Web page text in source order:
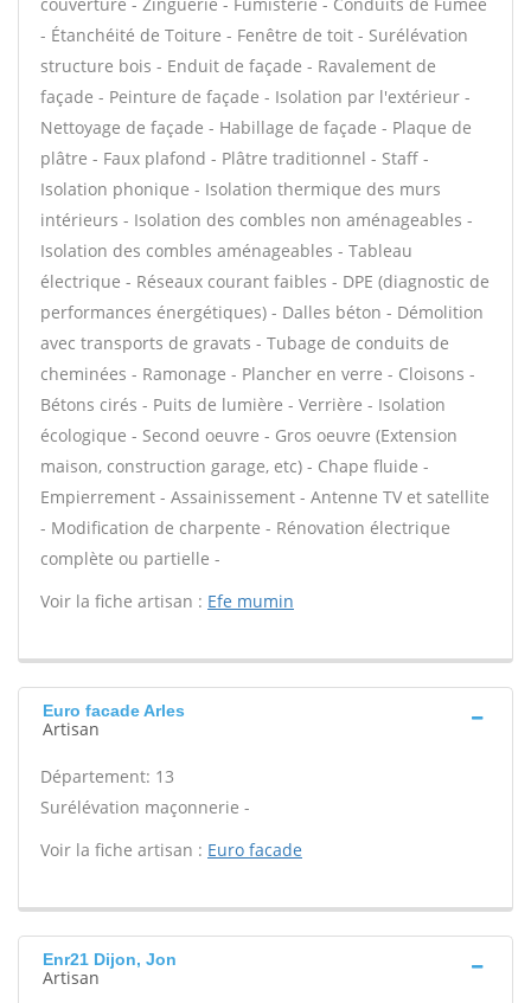
- Étanchéité de Toiture - Fenêtre de toit - Surélévation
structure bois - Enduit de façade - Ravalement de
façade - Peinture de façade - Isolation par l'extérieur -
Nettoyage de façade - Habillage de façade - Plaque de
plâtre - Faux plafond - Plâtre traditionnel - Staff -
Isolation phonique - Isolation thermique des murs
intérieurs - Isolation des combles non aménageables -
Isolation des combles aménageables - Tableau
électrique - Réseaux courant faibles - DPE (diagnostic de
performances énergétiques) - Dalles béton - Démolition
avec transports de gravats - Tubage de conduits de
cheminées - Ramonage - Plancher en verre - Cloisons -
Bétons cirés - Puits de lumière - Verrière - Isolation
écologique - Second oeuvre - Gros oeuvre (Extension
maison, construction garage, etc) - Chape fluide -
Empierrement - Assainissement - Antenne TV et satellite
- Modification de charpente - Rénovation électrique
complète ou partielle -
Voir la fiche artisan : Efe mumin
Euro facade Arles
Artisan
Département: 13
Surélévation maçonnerie -
Voir la fiche artisan : Euro facade
Enr21 Dijon, Jon
Artisan